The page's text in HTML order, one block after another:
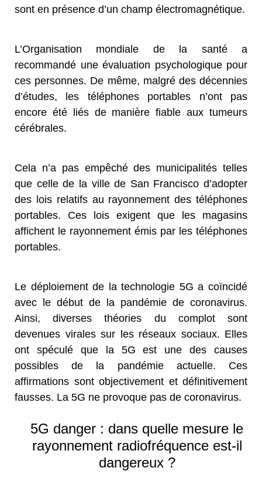
sont en présence d’un champ électromagnétique.
L’Organisation mondiale de la santé a
recommandé une évaluation psychologique pour
ces personnes. De même, malgré des décennies
d’études, les téléphones portables n’ont pas
encore été liés de manière fiable aux tumeurs
cérébrales.
Cela n’a pas empêché des municipalités telles
que celle de la ville de San Francisco d’adopter
des lois relatifs au rayonnement des téléphones
portables. Ces lois exigent que les magasins
affichent le rayonnement émis par les téléphones
portables.
Le déploiement de la technologie 5G a coïncidé
avec le début de la pandémie de coronavirus.
Ainsi, diverses théories du complot sont
devenues virales sur les réseaux sociaux. Elles
ont spéculé que la 5G est une des causes
possibles de la pandémie actuelle. Ces
affirmations sont objectivement et définitivement
fausses. La 5G ne provoque pas de coronavirus.
5G danger : dans quelle mesure le
rayonnement radiofréquence est-il
dangereux ?